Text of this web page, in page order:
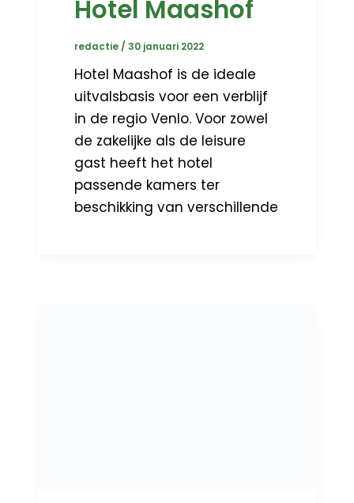
Hotel Maashof
redactie /30 januari 2022
Hotel Maashof is de ideale
uitvalsbasis voor een verblijf
in de regio Venlo. Voor zowel
de zakelijke als de leisure
gast heeft het hotel
passende kamers ter
beschikking van verschillende